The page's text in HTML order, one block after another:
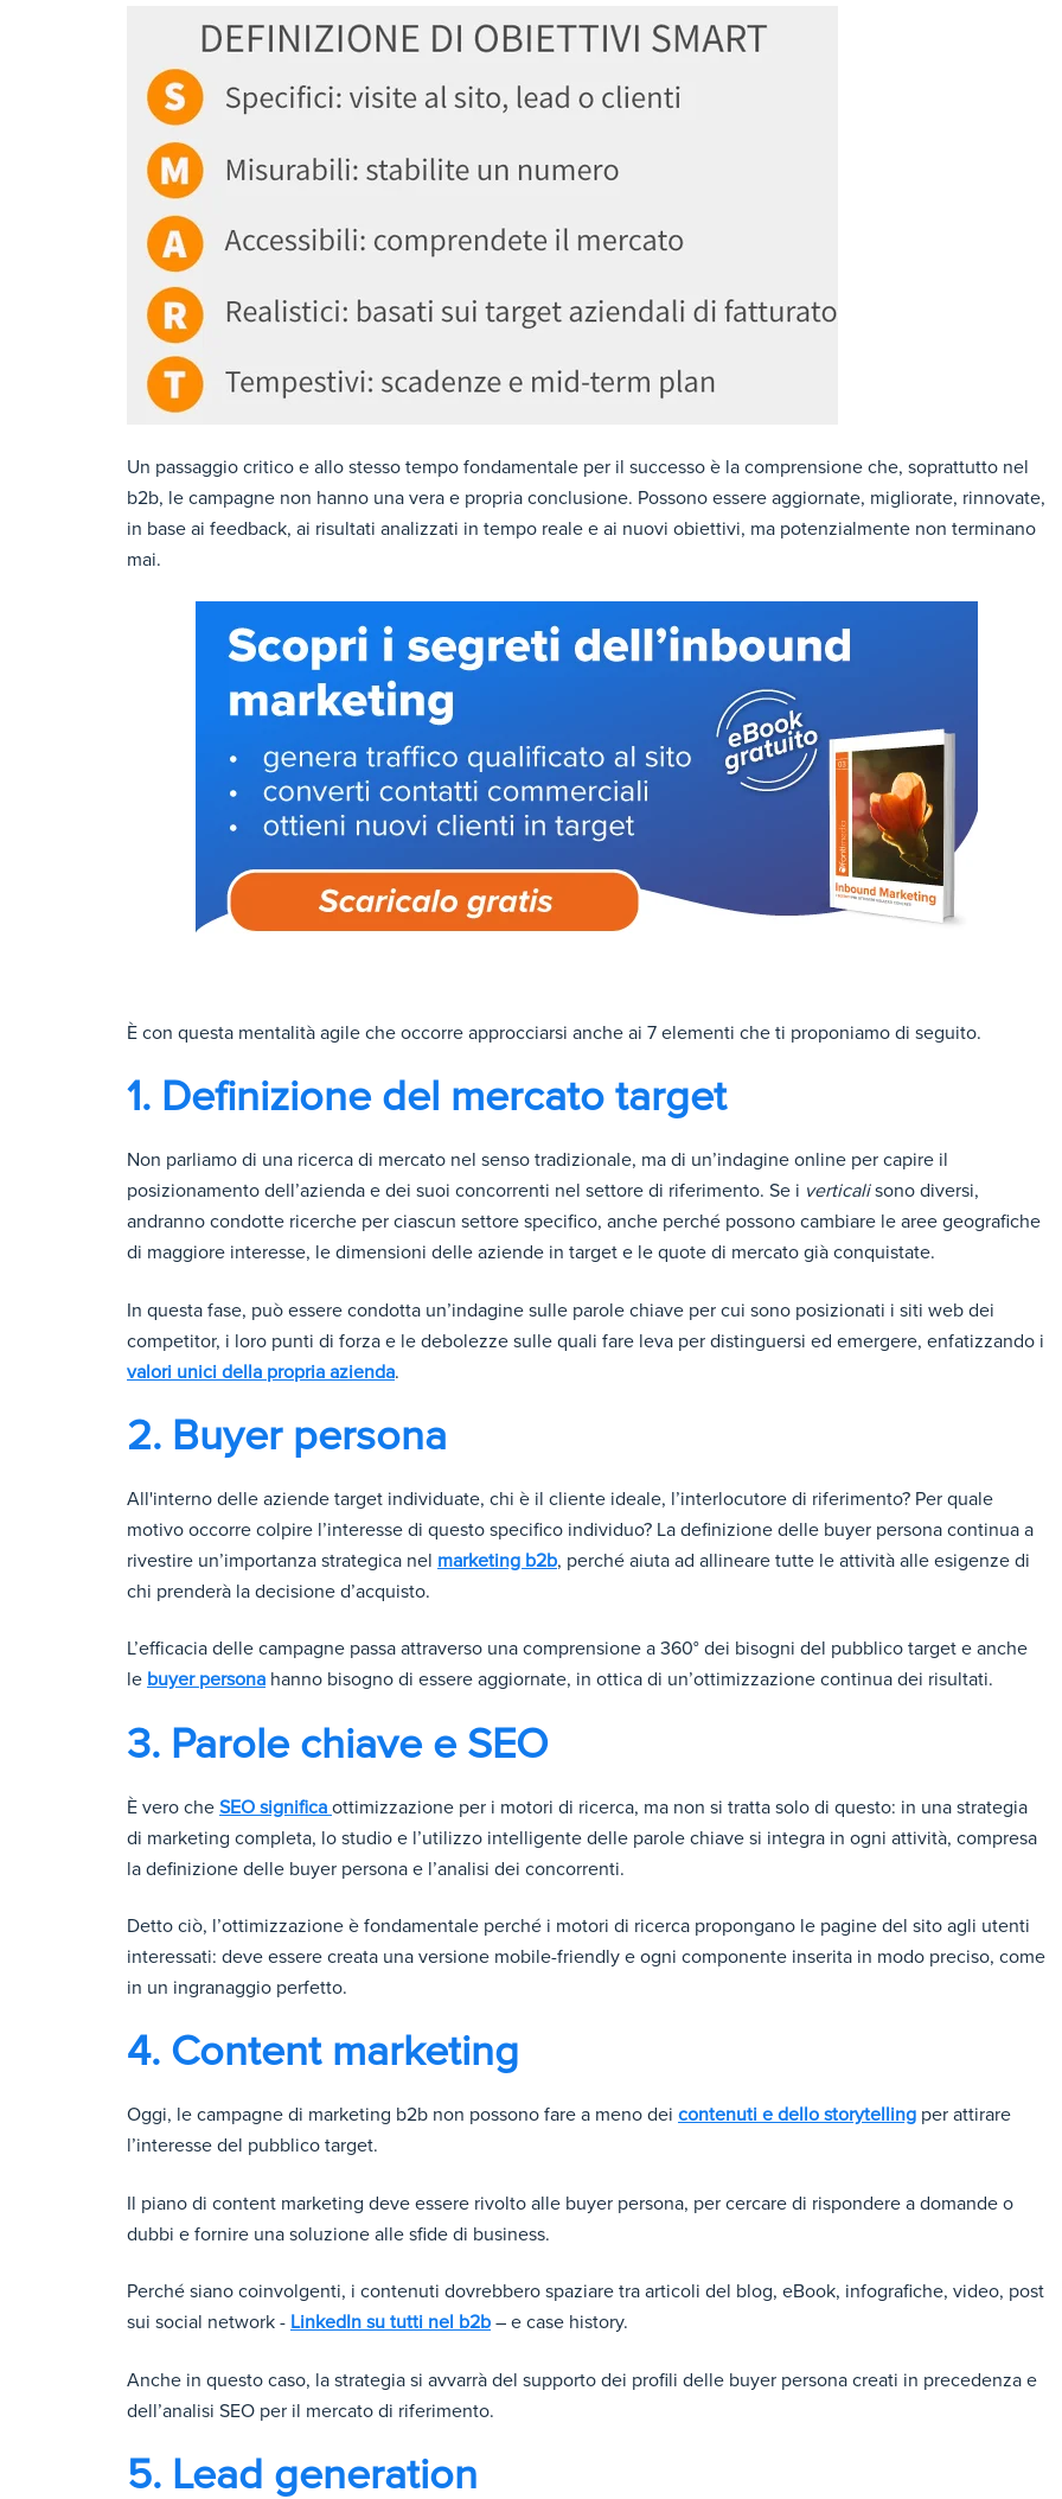
Un passaggio critico e allo stesso tempo fondamentale per il successo è la comprensione che, soprattutto nel
b2b, le campagne non hanno una vera e propria conclusione. Possono essere aggiornate, migliorate, rinnovate,
in base ai feedback, ai risultati analizzati in tempo reale e ai nuovi obiettivi, ma potenzialmente non terminano
mai.
È con questa mentalità agile che occorre approcciarsi anche ai 7 elementi che ti proponiamo di seguito.
1. Definizione del mercato target
Non parliamo di una ricerca di mercato nel senso tradizionale, ma di un’indagine online per capire il
posizionamento dell’azienda e dei suoi concorrenti nel settore di riferimento. Se i verticalisono diversi,
andranno condotte ricerche per ciascun settore specifico, anche perché possono cambiare le aree geografiche
di maggiore interesse, le dimensioni delle aziende in target e le quote di mercato già conquistate.
In questa fase, può essere condotta un’indagine sulle parole chiave per cui sono posizionati i siti web dei
competitor, i loro punti di forza e le debolezze sulle quali fare leva per distinguersi ed emergere, enfatizzando i
valori unici della propria azienda.
2. Buyer persona
All'interno delle aziende target individuate, chi è il cliente ideale, l’interlocutore di riferimento? Per quale
motivo occorre colpire l’interesse di questo specifico individuo? La definizione delle buyer persona continua a
rivestire un’importanza strategica nel marketing b2b, perché aiuta ad allineare tutte le attività alle esigenze di
chi prenderà la decisione d’acquisto.
L’efficacia delle campagne passa attraverso una comprensione a 360° dei bisogni del pubblico target e anche
le buyer persona hanno bisogno di essere aggiornate, in ottica di un’ottimizzazione continua dei risultati.
3. Parole chiave e SEO
È vero che SEO significa ottimizzazione per i motori di ricerca, ma non si tratta solo di questo: in una strategia
di marketing completa, lo studio e l’utilizzo intelligente delle parole chiave si integra in ogni attività, compresa
la definizione delle buyer persona e l’analisi dei concorrenti.
Detto ciò, l’ottimizzazione è fondamentale perché i motori di ricerca propongano le pagine del sito agli utenti
interessati: deve essere creata una versione mobile-friendly e ogni componente inserita in modo preciso, come
in un ingranaggio perfetto.
4. Content marketing
Oggi, le campagne di marketing b2b non possono fare a meno dei contenuti e dello storytelling per attirare
l’interesse del pubblico target.
Il piano di content marketing deve essere rivolto alle buyer persona, per cercare di rispondere a domande o
dubbi e fornire una soluzione alle sfide di business.
Perché siano coinvolgenti, i contenuti dovrebbero spaziare tra articoli del blog, eBook, infografiche, video, post
sui social network - LinkedIn su tutti nel b2b – e case history.
Anche in questo caso, la strategia si avvarrà del supporto dei profili delle buyer persona creati in precedenza e
dell’analisi SEO per il mercato di riferimento.
5. Lead generation